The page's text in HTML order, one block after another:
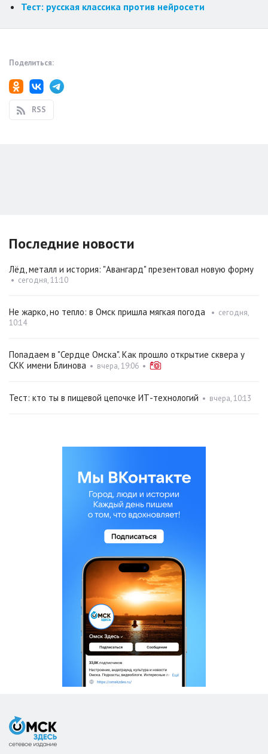
Тест: русская классика против нейросети
Поделиться:
RSS
Последние новости
Лёд, металл и история: "Авангард" презентовал новую форму
• сегодня, 11:10
Не жарко, но тепло: в Омск пришла мягкая погода • сегодня,
10:14
Попадаем в "Сердце Омска". Как прошло открытие сквера у
СКК имени Блинова • вчера, 19:06 •
Тест: кто ты в пищевой цепочке ИТ-технологий • вчера, 10:13